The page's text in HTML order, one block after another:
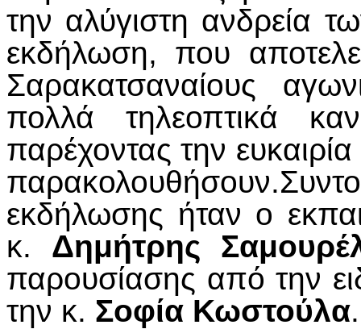
την αλύγιστη ανδρεία
εκδήλωση, που
Σαρακατσαναίους
πολλά τηλεοπτικά
παρέχοντας την
εκδήλωσης ήταν ο
κ. Δημήτρης
παρουσίασης από την
την κ. Σοφία Κωστούλα.